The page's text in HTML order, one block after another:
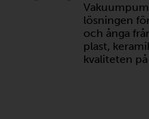
lösningen
och ånga
plast,
kvaliteten